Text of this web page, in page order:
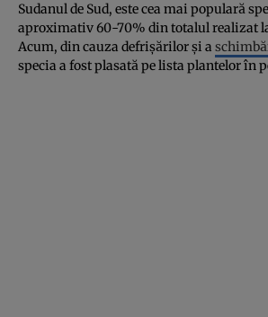
Sudanul de Sud, este cea mai populară
aproximativ 60-70% din totalul realizat
Acum, din cauza defrişărilor şi a
specia a fost plasată pe lista plantelor în